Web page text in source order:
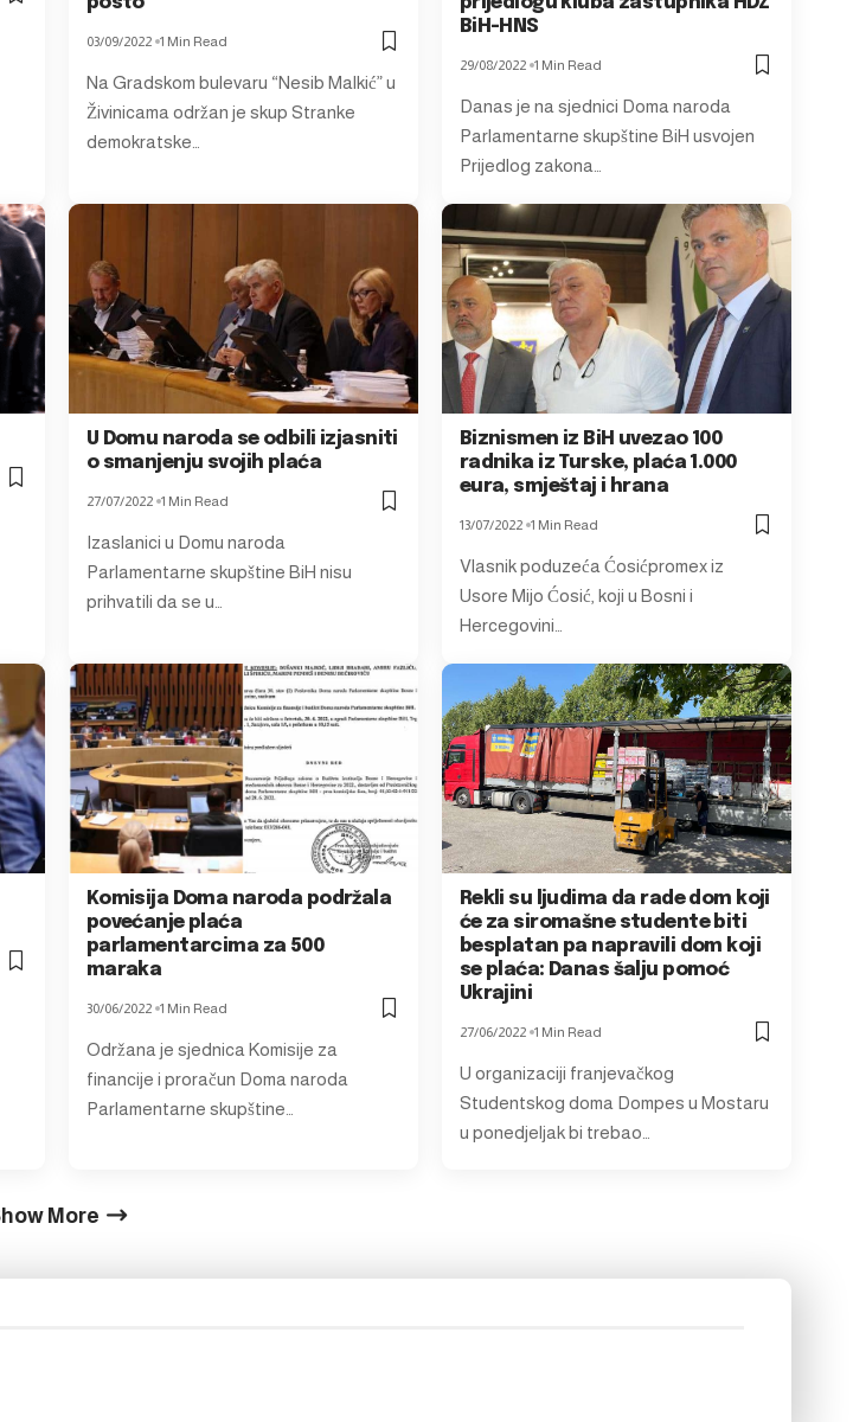
03/09/2022 1 Min Read
Na Gradskom bulevaru “Nesib Malkić” u
Živinicama održan je skup Stranke
demokratske…
BiH-HNS
29/08/2022 1 Min Read
Danas je na sjednici Doma naroda
Parlamentarne skupštine BiH usvojen
Prijedlog zakona…
U Domu naroda se odbili izjasniti
o smanjenju svojih plaća
27/07/2022 1 Min Read
Izaslanici u Domu naroda
Parlamentarne skupštine BiH nisu
prihvatili da se u…
Biznismen iz BiH uvezao 100
radnika iz Turske, plaća 1.000
eura, smještaj i hrana
13/07/2022 1 Min Read
Vlasnik poduzeća Ćosićpromex iz
Usore Mijo Ćosić, koji u Bosni i
Hercegovini…
Komisija Doma naroda podržala
povećanje plaća
parlamentarcima za 500
maraka
30/06/2022 1 Min Read
Održana je sjednica Komisije za
financije i proračun Doma naroda
Parlamentarne skupštine…
Rekli su ljudima da rade dom koji
će za siromašne studente biti
besplatan pa napravili dom koji
se plaća: Danas šalju pomoć
Ukrajini
27/06/2022 1 Min Read
U organizaciji franjevačkog
Studentskog doma Dompes u Mostaru
u ponedjeljak bi trebao…
More